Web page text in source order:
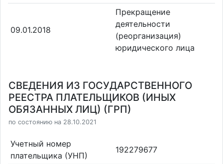
09.01.2018
Прекращение
деятельности
(реорганизация)
юридического лица
СВЕДЕНИЯ ИЗ ГОСУДАРСТВЕННОГО
РЕЕСТРА ПЛАТЕЛЬЩИКОВ (ИНЫХ
ОБЯЗАННЫХ ЛИЦ) (ГРП)
по состоянию на 28.10.2021
Учетный номер
плательщика (УНП)
192279677